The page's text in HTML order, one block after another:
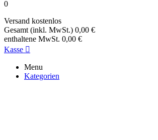
0
Versand kostenlos
Gesamt (inkl. MwSt.) 0,00 €
enthaltene MwSt. 0,00 €
Kasse 
Menu
Kategorien